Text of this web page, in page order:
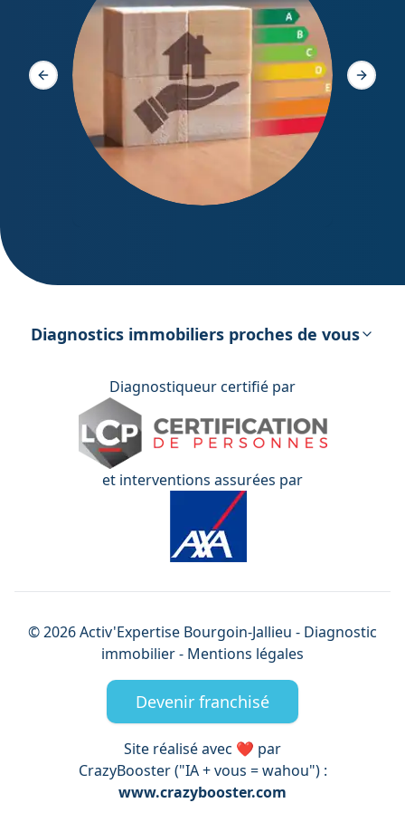
énergétique
Slide précédente Slide
Diagnostics immobiliers proches de vous
Diagnostiqueur certifié par
et interventions assurées par
©2026Activ'Expertise Bourgoin-Jallieu - Diagnostic
immobilier - Mentions légales
Devenir franchisé
Site réalisé avec ❤️ par
CrazyBooster ("IA + vous = wahou") :
www.crazybooster.com